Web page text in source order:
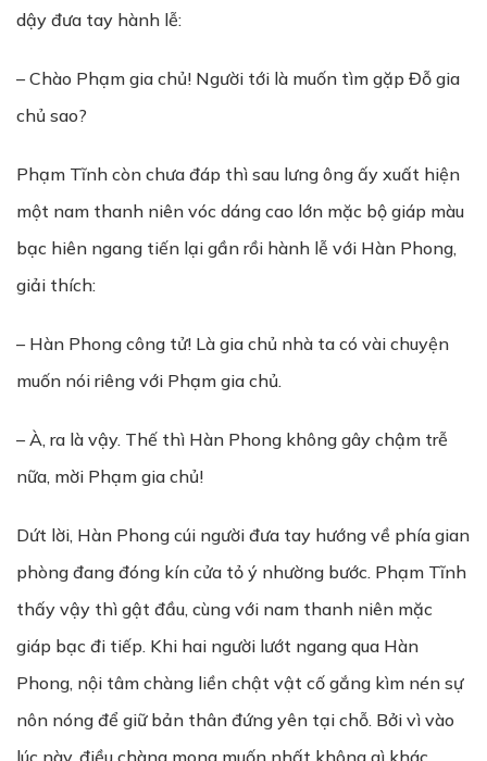
dậy đưa tay hành lễ:
– Chào Phạm gia chủ! Người tới là muốn tìm gặp Đỗ gia
chủ sao?
Phạm Tĩnh còn chưa đáp thì sau lưng ông ấy xuất hiện
một nam thanh niên vóc dáng cao lớn mặc bộ giáp màu
bạc hiên ngang tiến lại gần rồi hành lễ với Hàn Phong,
giải thích:
– Hàn Phong công tử! Là gia chủ nhà ta có vài chuyện
muốn nói riêng với Phạm gia chủ.
– À, ra là vậy. Thế thì Hàn Phong không gây chậm trễ
nữa, mời Phạm gia chủ!
Dứt lời, Hàn Phong cúi người đưa tay hướng về phía gian
phòng đang đóng kín cửa tỏ ý nhường bước. Phạm Tĩnh
thấy vậy thì gật đầu, cùng với nam thanh niên mặc
giáp bạc đi tiếp. Khi hai người lướt ngang qua Hàn
Phong, nội tâm chàng liền chật vật cố gắng kìm nén sự
nôn nóng để giữ bản thân đứng yên tại chỗ. Bởi vì vào
lúc này, điều chàng mong muốn nhất không gì khác